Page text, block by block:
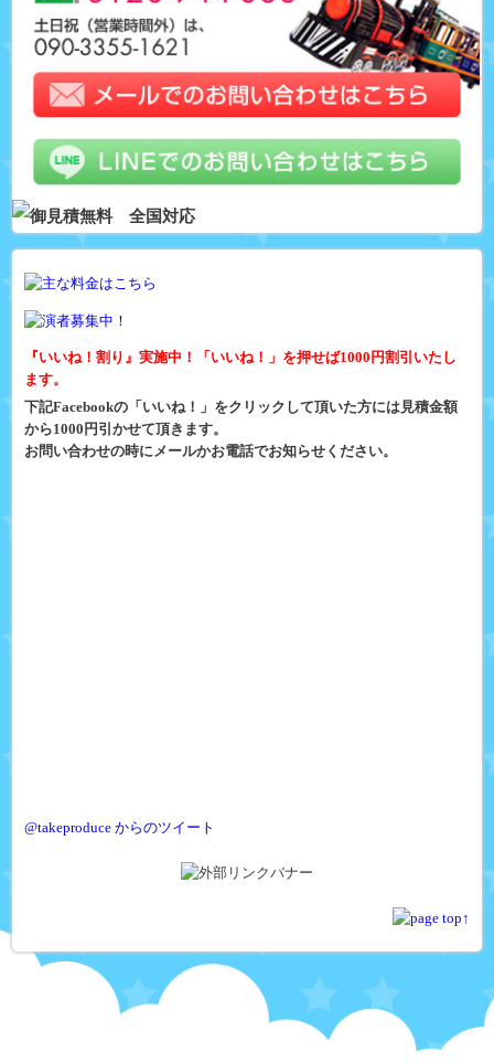
『いいね！割り』実施中！「いいね！」を押せば1000円割引いたし
ます。
下記Facebookの「いいね！」をクリックして頂いた方には見積金額
から1000円引かせて頂きます。
お問い合わせの時にメールかお電話でお知らせください。
@takeproduce からのツイート